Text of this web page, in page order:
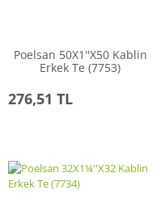
Poelsan 50X1''X50 Kablin
Erkek Te (7753)
276,51 TL